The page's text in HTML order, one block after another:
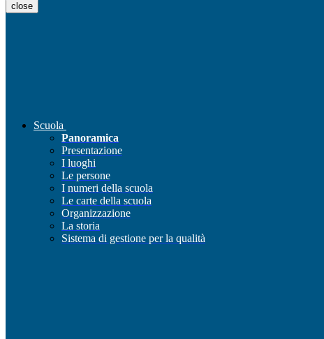
close
Scuola
Panoramica
Presentazione
I luoghi
Le persone
I numeri della scuola
Le carte della scuola
Organizzazione
La storia
Sistema di gestione per la qualità